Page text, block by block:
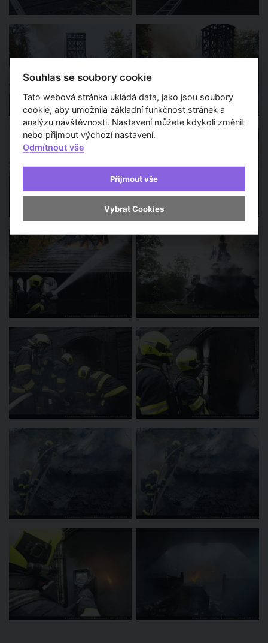
Souhlas se soubory cookie
Tato webová stránka ukládá data, jako jsou soubory
cookie, aby umožnila základní funkčnost stránek a
analýzu návštěvnosti. Nastavení můžete kdykoli změnit
nebo přijmout výchozí nastavení.
Odmítnout vše
Přijmout vše
Vybrat Cookies